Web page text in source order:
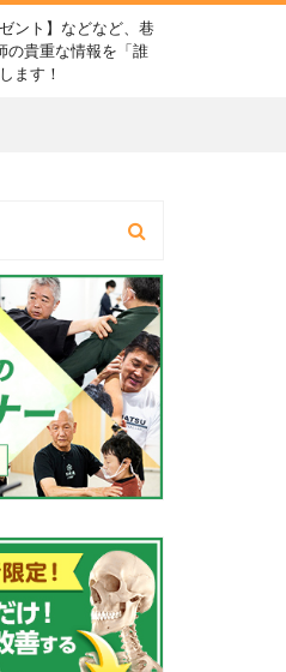
ント】などなど、巷
の貴重な情報を「誰
ます！